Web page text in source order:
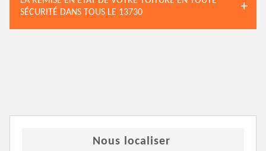
SÉCURITÉ DANS TOUS LE 13730
Nous localiser